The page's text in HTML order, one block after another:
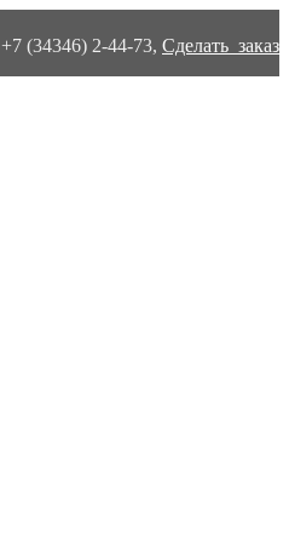
+7 (34346) 2-44-73, Сделать заказ